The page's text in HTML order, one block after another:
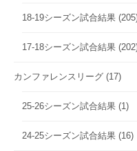
18-19シーズン試合結果
17-18シーズン試合結果
カンファレンスリーグ (17)
25-26シーズン試合結果 (1)
24-25シーズン試合結果 (16)